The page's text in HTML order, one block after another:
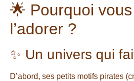
🌟 Pourquoi
l’adorer ?
✨ Un univers qui
D’abord, ses petits motifs pirates